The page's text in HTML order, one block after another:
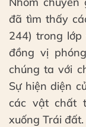
đã tìm thấy
244) trong
đồng vị
chúng ta với
Sự hiện diện
các vật chất
xuống Trái đất.